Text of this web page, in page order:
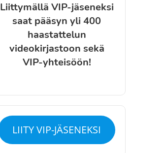
Liittymällä VIP-jäseneksi
saat pääsyn yli 400
haastattelun
videokirjastoon sekä
VIP-yhteisöön!
LIITY VIP-JÄSENEKSI